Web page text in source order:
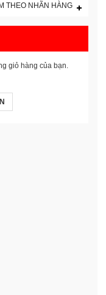
THEO NHÃN HÀNG
giỏ hàng của bạn.